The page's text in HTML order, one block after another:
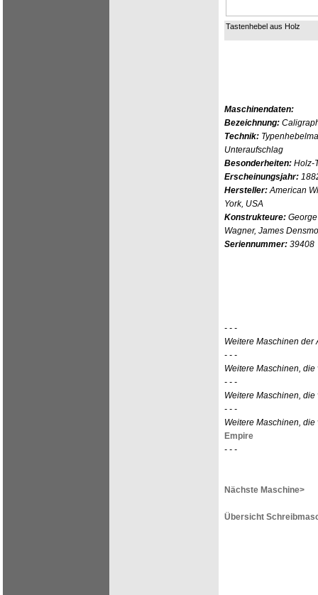
Tastenhebel aus Holz
Maschinendaten:
Bezeichnung:
Technik:
Unteraufschlag
Besonderheiten: Holz-
Erscheinungsjahr:
Hersteller:American
York, USA
Konstrukteure:
Wagner, James
Seriennummer: 39408
- - -
Weitere Maschinen
- - -
Weitere Maschinen,
- - -
Weitere Maschinen,
- - -
Weitere Maschinen,
Empire
- - -
Nächste Maschine>
Übersicht